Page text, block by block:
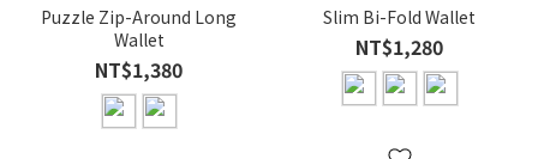
Puzzle Zip-Around Long
Wallet
NT$1,380
Slim Bi-Fold Wallet
NT$1,280